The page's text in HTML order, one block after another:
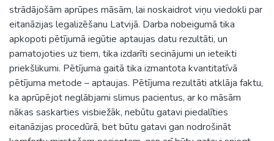
strādājošām aprūpes māsām, lai noskaidrot viņu viedokli par
eitanāzijas legalizēšanu Latvijā. Darba nobeigumā tika
apkopoti pētījumā iegūtie aptaujas datu rezultāti, un
pamatojoties uz tiem, tika izdarīti secinājumi un ieteikti
priekšlikumi. Pētījuma gaitā tika izmantota kvantitatīvā
pētījuma metode – aptaujas. Pētījuma rezultāti atklāja faktu,
ka aprūpējot neglābjami slimus pacientus, ar ko māsām
nākas saskarties visbiežāk, nebūtu gatavi piedalīties
eitanāzijas procedūrā, bet būtu gatavi gan nodrošināt